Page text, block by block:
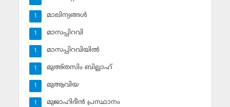
മാലിന്യങ്ങള്‍
1
മാസപ്പിറവി
1
മാസപ്പിറവിയില്‍
1
മുഅ്തസിം ബില്ലാഹ്
1
മുആവിയ
1
മുജാഹിദീന്‍ പ്രസ്ഥാനം
1